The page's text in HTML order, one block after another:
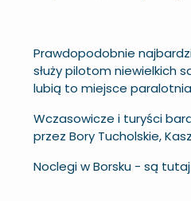
Prawdopodobnie
służy pilotom niewielkich
lubią to miejsce
Wczasowicze i turyści
przez Bory Tucholskie,
Noclegi w Borsku - są tutaj